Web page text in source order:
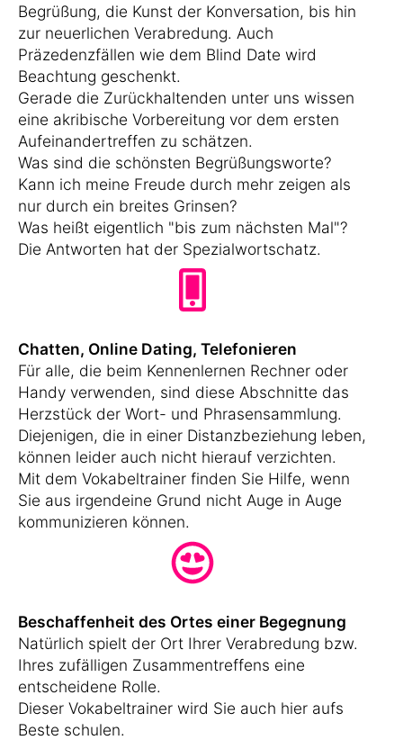
Begrüßung, die Kunst der Konversation, bis hin
zur neuerlichen Verabredung. Auch
Präzedenzfällen wie dem Blind Date wird
Beachtung geschenkt.
Gerade die Zurückhaltenden unter uns wissen
eine akribische Vorbereitung vor dem ersten
Aufeinandertreffen zu schätzen.
Was sind die schönsten Begrüßungsworte?
Kann ich meine Freude durch mehr zeigen als
nur durch ein breites Grinsen?
Was heißt eigentlich "bis zum nächsten Mal"?
Die Antworten hat der Spezialwortschatz.
Chatten, Online Dating, Telefonieren
Für alle, die beim Kennenlernen Rechner oder
Handy verwenden, sind diese Abschnitte das
Herzstück der Wort- und Phrasensammlung.
Diejenigen, die in einer Distanzbeziehung leben,
können leider auch nicht hierauf verzichten.
Mit dem Vokabeltrainer finden Sie Hilfe, wenn
Sie aus irgendeine Grund nicht Auge in Auge
kommunizieren können.
Beschaffenheit des Ortes einer Begegnung
Natürlich spielt der Ort Ihrer Verabredung bzw.
Ihres zufälligen Zusammentreffens eine
entscheidene Rolle.
Dieser Vokabeltrainer wird Sie auch hier aufs
Beste schulen.